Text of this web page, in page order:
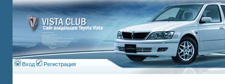
Вход Регистрация